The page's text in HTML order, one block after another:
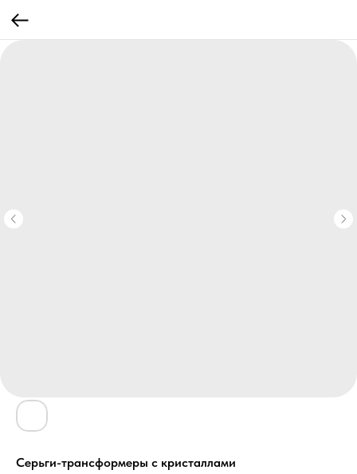
Cерьги-трансформеры с кристаллами